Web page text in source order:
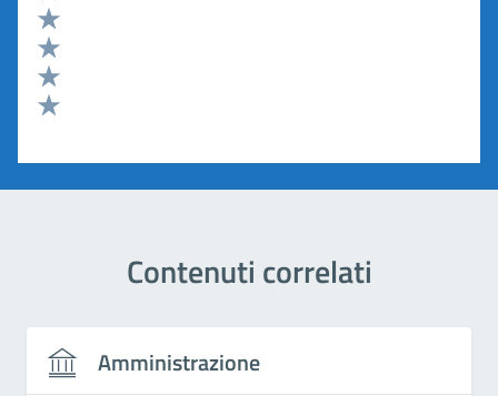
Valuta 5 stelle su 5
Valuta 4 stelle su 5
Valuta 3 stelle su 5
Valuta 2 stelle su 5
Contenuti correlati
Amministrazione